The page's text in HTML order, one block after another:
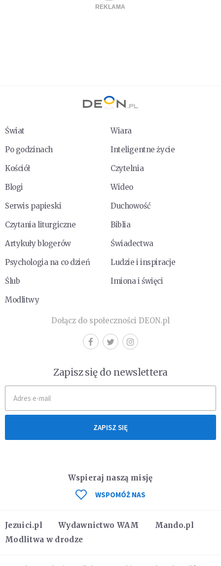
Świat
Wiara
Po godzinach
Inteligentne życie
Kościół
Czytelnia
Blogi
Wideo
Serwis papieski
Duchowość
Czytania liturgiczne
Biblia
Artykuły blogerów
Świadectwa
Psychologia na co dzień
Ludzie i inspiracje
Ślub
Imiona i święci
Modlitwy
Dołącz do społeczności DEON.pl
Zapisz się do newslettera
ZAPISZ SIĘ
Jezuici.pl Wydawnictwo WAM
Mando.pl
Modlitwa w drodze
Wspieraj naszą misję
WSPOMÓŻ NAS